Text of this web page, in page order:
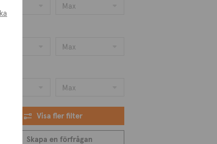
Max
Max
Max
Visa fler filter
Skapa en förfrågan